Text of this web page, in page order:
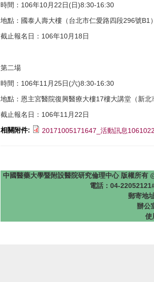
時間：106年10月22日(日)8:30-16:30
地點：國泰人壽大樓（台北市仁愛路四段296號B1）
截止報名日：106年10月18日
第二場
時間：106年11月25日(六)8:30-16:30
地點：恩主宮醫院復興醫療大樓17樓大講堂（新北
截止報名日：106年11月22日
相關附件: 20171005171647_活動訊息
中國醫藥大學暨附設醫院研究倫理中心 版權所
電話：04-
郵寄地
辦公
使